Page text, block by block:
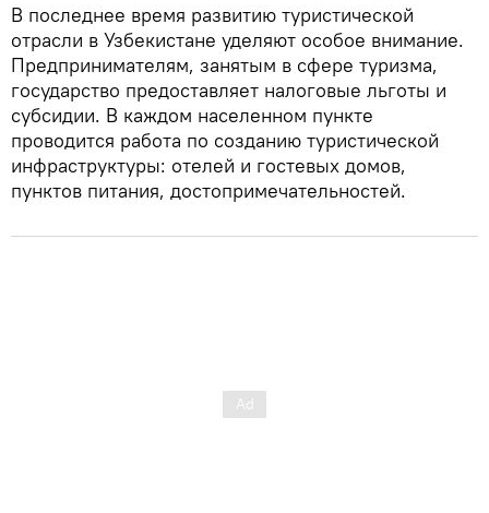
В последнее время развитию туристической
отрасли в Узбекистане уделяют особое внимание.
Предпринимателям, занятым в сфере туризма,
государство предоставляет налоговые льготы и
субсидии. В каждом населенном пункте
проводится работа по созданию туристической
инфраструктуры: отелей и гостевых домов,
пунктов питания, достопримечательностей.